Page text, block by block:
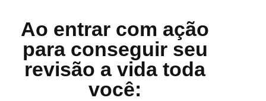
Ao entrar com ação
para conseguir seu
revisão a vida toda
você: